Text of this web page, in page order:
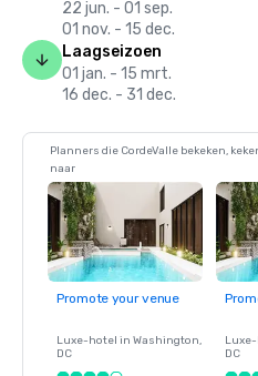
22 jun. - 01 sep.
01 nov. - 15 dec.
Laagseizoen
01 jan. - 15 mrt.
16 dec. - 31 dec.
Planners die CordeValle bekeken,
naar
Promote your venue
Luxe-hotel in Washington,
DC
DC